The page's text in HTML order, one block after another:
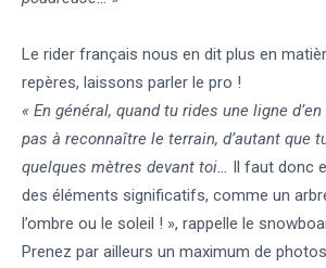
Le rider français nous en dit plus en
repères, laissons parler le pro !
« En général, quand tu rides une ligne d’en
pas à reconnaître le terrain, d’autant que
quelques mètres devant toi… Il faut donc
des éléments significatifs, comme un
l’ombre ou le soleil ! », rappelle le
Prenez par ailleurs un maximum de